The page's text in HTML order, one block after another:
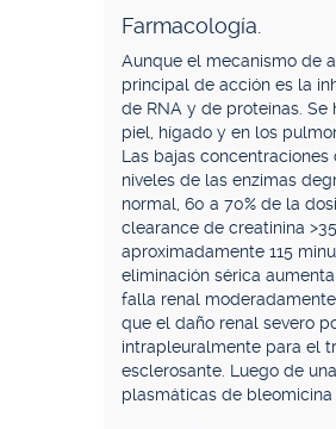
Farmacología.
Aunque el mecanismo de
principal de acción es la
de RNA y de proteínas.
piel, hígado y en los
Las bajas
niveles de las enzimas
normal, 60 a 70% de la
clearance de creatinina
aproximadamente 115
eliminación sérica
falla renal
que el daño renal severo
intrapleuralmente para el
esclerosante. Luego de
plasmáticas de bleomicina